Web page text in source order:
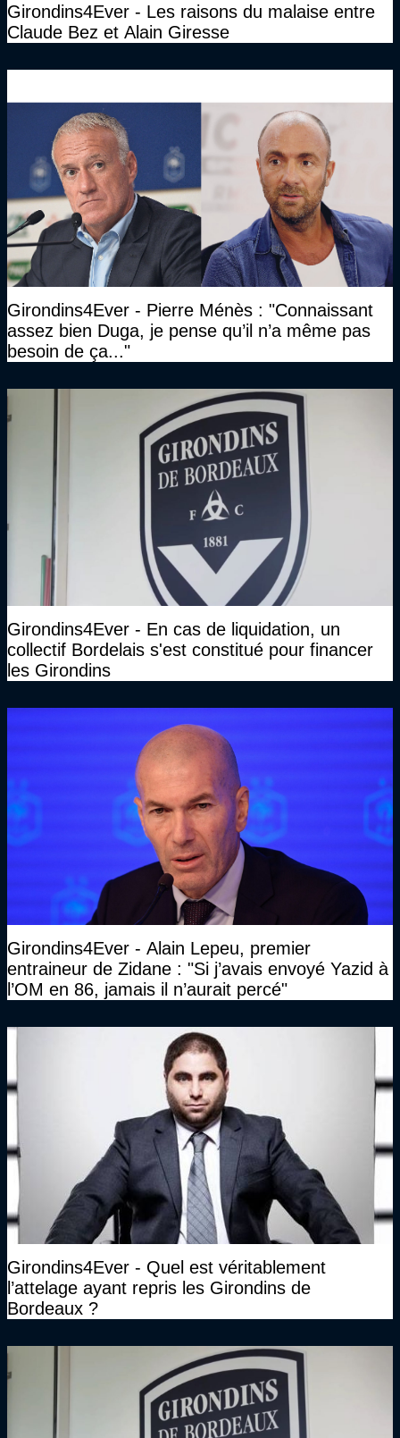
Girondins4Ever - Les raisons du malaise entre
Claude Bez et Alain Giresse
Girondins4Ever - Pierre Ménès : "Connaissant
assez bien Duga, je pense qu’il n’a même pas
besoin de ça..."
Girondins4Ever - En cas de liquidation, un
collectif Bordelais s'est constitué pour financer
les Girondins
Girondins4Ever - Alain Lepeu, premier
entraineur de Zidane : "Si j’avais envoyé Yazid à
l’OM en 86, jamais il n’aurait percé"
Girondins4Ever - Quel est véritablement
l’attelage ayant repris les Girondins de
Bordeaux ?